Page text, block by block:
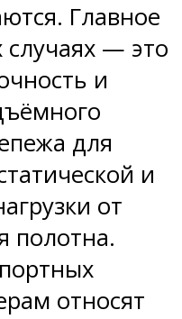
Главное
случаях — это
и
для
и
от
полотна.
относят